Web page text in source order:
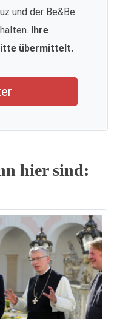
und der Be&Be
Ihre
übermittelt.
hier sind: